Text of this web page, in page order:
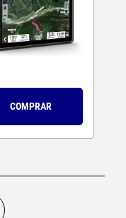
COMPRAR